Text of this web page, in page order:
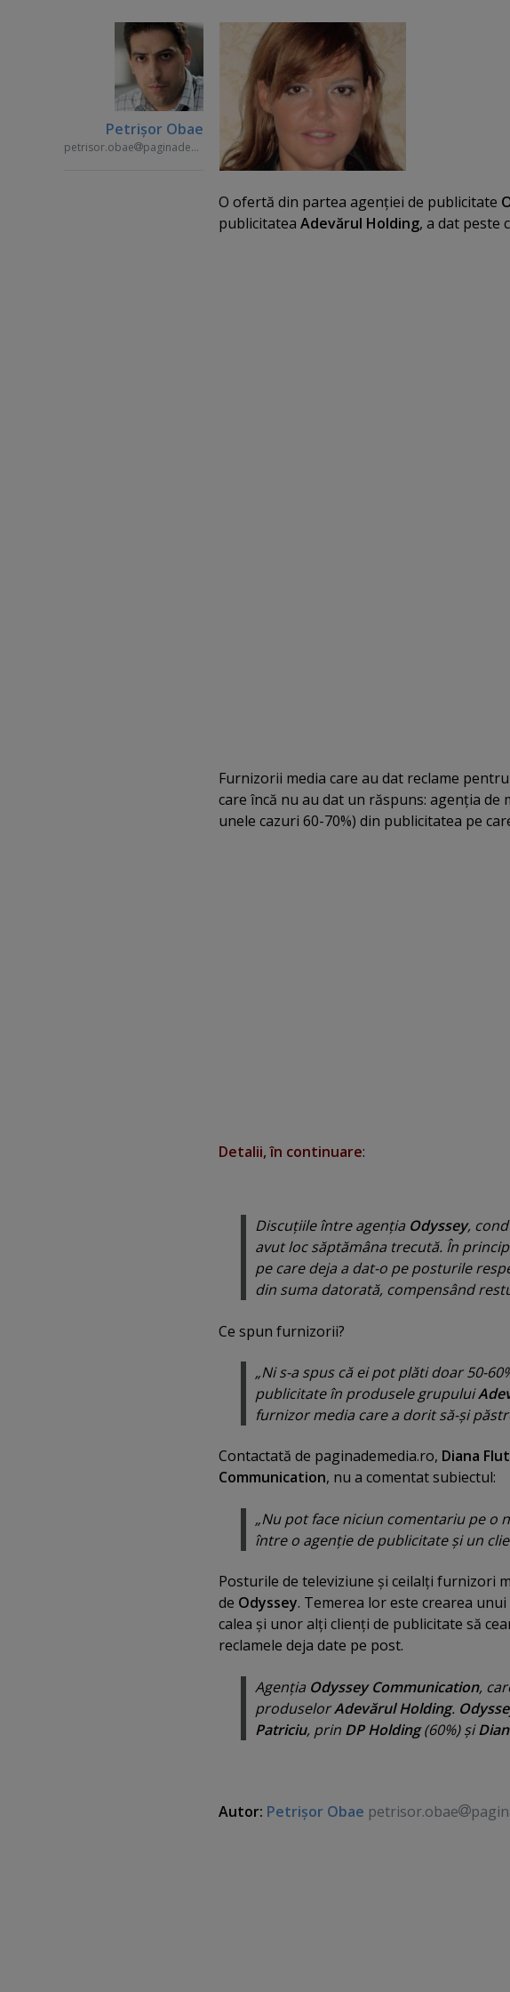
Petrişor Obae
petrisor.obae paginademedia.ro
O ofertă din partea agenţiei de publicitate
publicitatea Adevărul Holding, a dat peste
Furnizorii media care au dat reclame
care încă nu au dat un răspuns: agenţia de
unele cazuri 60-70%) din publicitatea pe
Detalii, în continuare:
Discuţiile între agenţia Odyssey,
avut loc săptămâna trecută. În
pe care deja a dat-o pe posturile
din suma datorată, compensând
Ce spun furnizorii?
„Ni s-a spus că ei pot plăti doar 50-
publicitate în produsele grupului
furnizor media care a dorit să-şi
Contactată de paginademedia.ro, Diana
Communication, nu a comentat subiectul:
„Nu pot face niciun comentariu pe o
între o agenţie de publicitate şi un
Posturile de televiziune şi ceilalţi furnizori
de Odyssey. Temerea lor este crearea
calea şi unor alţi clienţi de publicitate să
reclamele deja date pe post.
Agenţia Odyssey Communication,
produselorAdevărul Holding.
Patriciu, prin DP Holding(60%) şi
Autor: Petrişor Obae petrisor.obae